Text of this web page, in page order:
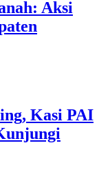
Aksi
Kasi PAI